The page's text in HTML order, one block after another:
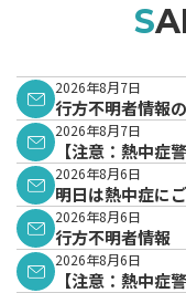
2026年8月7日
行方不明者情報
2026年8月7日
【注意：熱中症
表されています。
2026年8月6日
明日は熱中症に
2026年8月6日
行方不明者情報
2026年8月6日
【注意：熱中症